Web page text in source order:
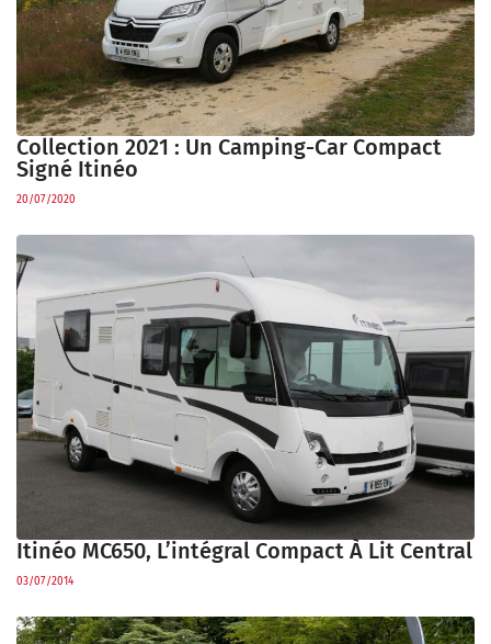
Collection 2021 : Un Camping-Car Compact
Signé Itinéo
20/07/2020
Itinéo MC650, L’intégral Compact À Lit Central
03/07/2014